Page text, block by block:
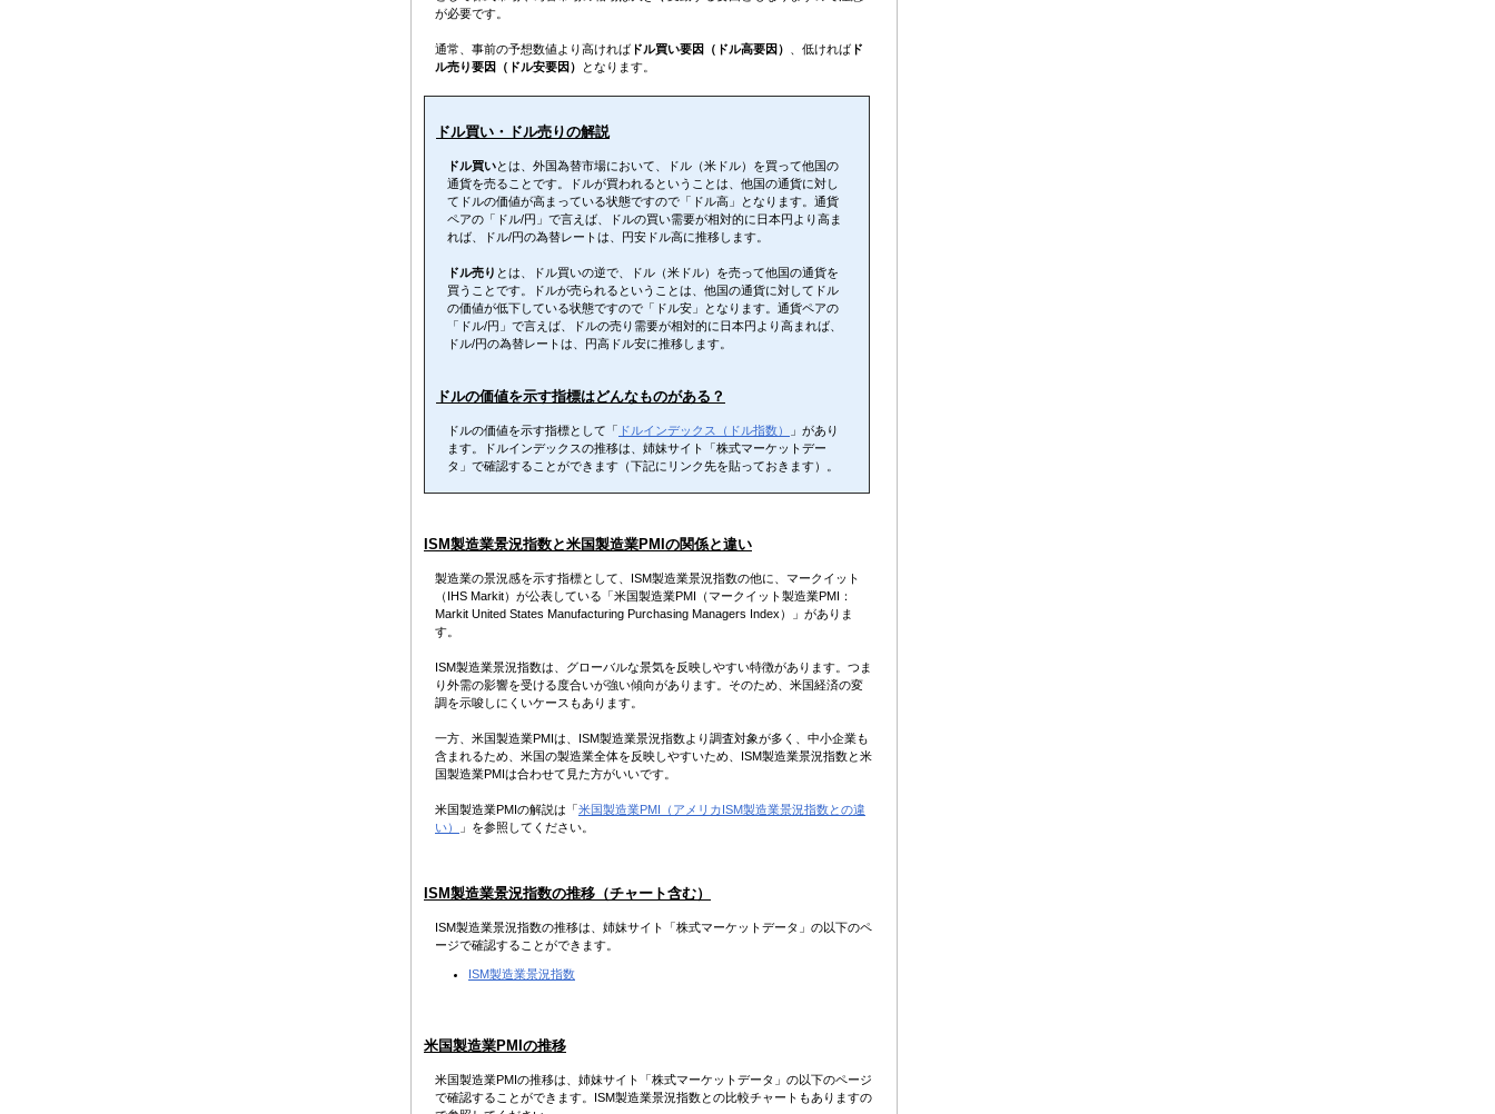
が必要です。
通常、事前の予想数値より高ければ ドル買い要因（ドル高要因） 、低ければ ド
ル売り要因（ドル安要因）
となります。
ドル買い・ドル売りの解説
ドル買いとは、外国為替市場において、ドル（米ドル）を買って他国の
通貨を売ることです。ドルが買われるということは、他国の通貨に対し
てドルの価値が高まっている状態ですので「ドル高」となります。通貨
ペアの「ドル/円」で言えば、ドルの買い需要が相対的に日本円より高ま
れば、ドル/円の為替レートは、円安ドル高に推移します。
ドル売り とは、ドル買いの逆で、ドル（米ドル）を売って他国の通貨を
買うことです。ドルが売られるということは、他国の通貨に対してドル
の価値が低下している状態ですので「ドル安」となります。通貨ペアの
「ドル/円」で言えば、ドルの売り需要が相対的に日本円より高まれば、
ドル/円の為替レートは、円高ドル安に推移します。
ドルの価値を示す指標はどんなものがある？
ドルの価値を示す指標として「 ドルインデックス（ドル指数）
」があり
ます。ドルインデックスの推移は、姉妹サイト「株式マーケットデー
タ」で確認することができます（下記にリンク先を貼っておきます）。
ISM製造業景況指数と米国製造業PMIの関係と違い
製造業の景況感を示す指標として、ISM製造業景況指数の他に、マークイット
（IHS Markit）が公表している「米国製造業PMI（マークイット製造業PMI：
Markit United States Manufacturing Purchasing Managers Index）」がありま
す。
ISM製造業景況指数は、グローバルな景気を反映しやすい特徴があります。つま
り外需の影響を受ける度合いが強い傾向があります。そのため、米国経済の変
調を示唆しにくいケースもあります。
一方、米国製造業PMIは、ISM製造業景況指数より調査対象が多く、中小企業も
含まれるため、米国の製造業全体を反映しやすいため、ISM製造業景況指数と米
国製造業PMIは合わせて見た方がいいです。
米国製造業PMIの解説は「米国製造業PMI（アメリカISM製造業景況指数との違
い）
」を参照してください。
ISM製造業景況指数の推移（チャート含む）
ISM製造業景況指数の推移は、姉妹サイト「株式マーケットデータ」の以下のペ
ージで確認することができます。
ISM製造業景況指数
米国製造業PMIの推移
米国製造業PMIの推移は、姉妹サイト「株式マーケットデータ」の以下のページ
で確認することができます。ISM製造業景況指数との比較チャートもありますの